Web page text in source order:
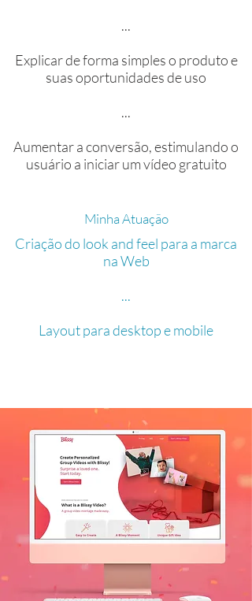
...
Explicar de forma simples o produto e
suas oportunidades de uso
...
Aumentar a conversão, estimulando o
usuário a iniciar um vídeo gratuito
Minha Atuação
Criação do look and feel para a marca
na Web
...
Layout para desktop e mobile